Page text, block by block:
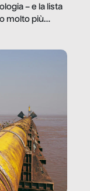
– e la lista
molto più
vediamo